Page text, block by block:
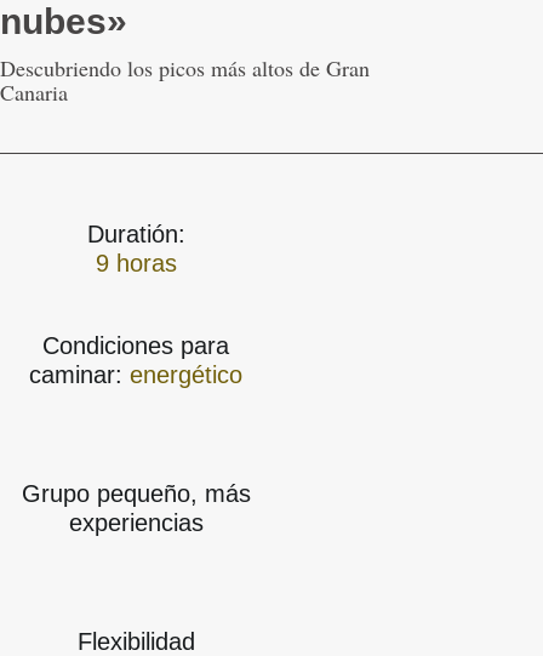
nubes»
Descubriendo los picos más altos de Gran
Canaria
Duratión:
9 horas
Condiciones para
caminar: energético
Grupo pequeño, más
experiencias
Flexibilidad